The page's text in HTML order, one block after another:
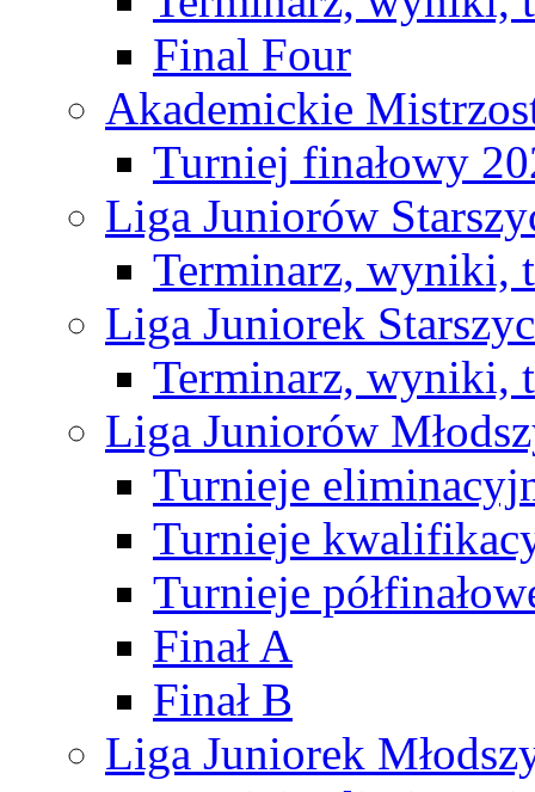
Final Four
Akademickie
Turniej finałowy
Liga Juniorów
Terminarz, wyniki,
Liga Juniorek
Terminarz, wyniki,
Liga Juniorów
Turnieje
Turnieje
Turnieje
Finał A
Finał B
Liga Juniorek